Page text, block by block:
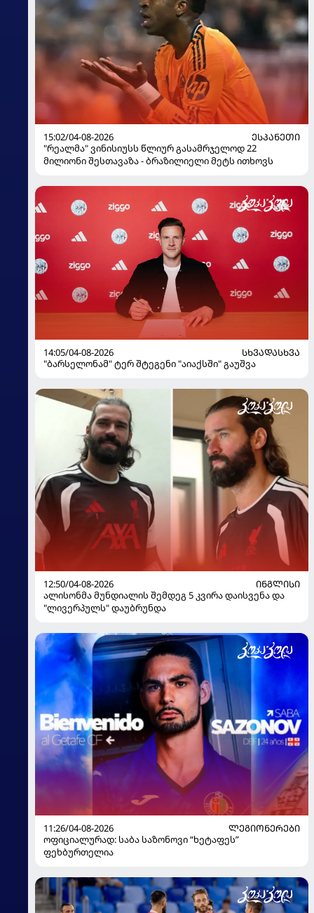
15:02/04-08-2026
ᲔᲡᲞᲐᲜᲔᲗᲘ
"რეალმა" ვინისიუსს წლიურ გასამრჯელოდ 22
მილიონი შესთავაზა - ბრაზილიელი მეტს ითხოვს
14:05/04-08-2026
ᲡᲮᲕᲐᲓᲐᲡᲮᲕᲐ
"ბარსელონამ" ტერ შტეგენი "აიაქსში" გაუშვა
12:50/04-08-2026
ᲘᲜᲒᲚᲘᲡᲘ
ალისონმა მუნდიალის შემდეგ 5 კვირა დაისვენა და
"ლივერპულს" დაუბრუნდა
11:26/04-08-2026
ᲚᲔᲒᲘᲝᲜᲔᲠᲔᲑᲘ
ოფიციალურად: საბა საზონოვი “ხეტაფეს”
ფეხბურთელია